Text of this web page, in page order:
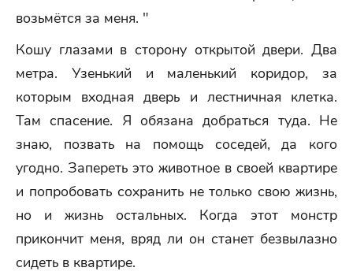
возьмётся за меня. "
Кошу глазами в сторону открытой двери. Два
метра. Узенький и маленький коридор, за
которым входная дверь и лестничная клетка.
Там спасение. Я обязана добраться туда. Не
знаю, позвать на помощь соседей, да кого
угодно. Запереть это животное в своей квартире
и попробовать сохранить не только свою жизнь,
но и жизнь остальных. Когда этот монстр
прикончит меня, вряд ли он станет безвылазно
сидеть в квартире.